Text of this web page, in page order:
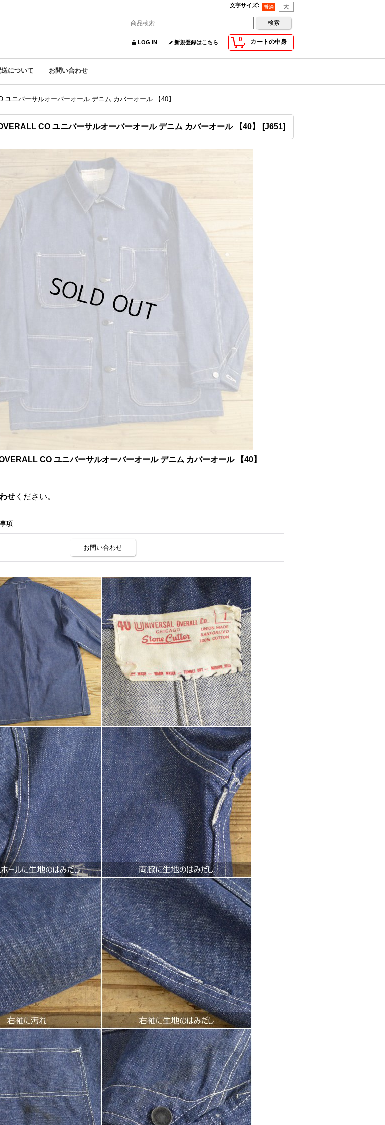
文字サイズ:
0 カートの中身
LOG IN 新規登録はこちら
について お問い合わせ
ニバーサルオーバーオール デニム カバーオール 【40】
CO ユニバーサルオーバーオール デニム カバーオール 【40】 [J651]
CO ユニバーサルオーバーオール デニム カバーオール 【40】
せ ください。
項
お問い合わせ